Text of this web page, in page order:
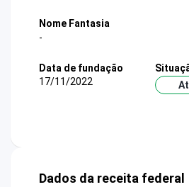
Nome Fantasia
-
Data de fundação
17/11/2022
Dados da receita federal